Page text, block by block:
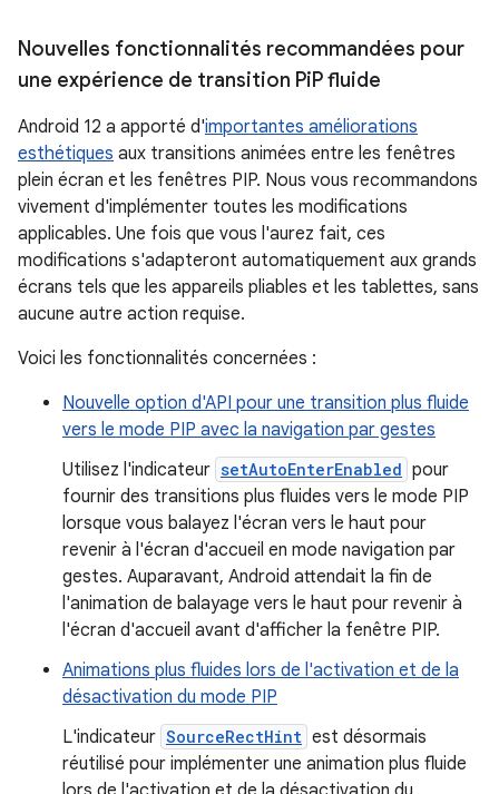
Nouvelles fonctionnalités recommandées pour
une expérience de transition PiP fluide
Android 12 a apporté d'importantes améliorations
esthétiques aux transitions animées entre les fenêtres
plein écran et les fenêtres PIP. Nous vous recommandons
vivement d'implémenter toutes les modifications
applicables. Une fois que vous l'aurez fait, ces
modifications s'adapteront automatiquement aux grands
écrans tels que les appareils pliables et les tablettes, sans
aucune autre action requise.
Voici les fonctionnalités concernées :
Nouvelle option d'API pour une transition plus fluide
vers le mode PIP avec la navigation par gestes
Utilisez l'indicateur setAutoEnterEnabled pour
fournir des transitions plus fluides vers le mode PIP
lorsque vous balayez l'écran vers le haut pour
revenir à l'écran d'accueil en mode navigation par
gestes. Auparavant, Android attendait la fin de
l'animation de balayage vers le haut pour revenir à
l'écran d'accueil avant d'afficher la fenêtre PIP.
Animations plus fluides lors de l'activation et de la
désactivation du mode PIP
L'indicateur SourceRectHint est désormais
réutilisé pour implémenter une animation plus fluide